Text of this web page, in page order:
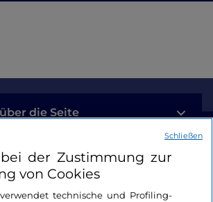
die Seite
der Zustimmung zur
von Cookies
technische und Profiling-
Schließen